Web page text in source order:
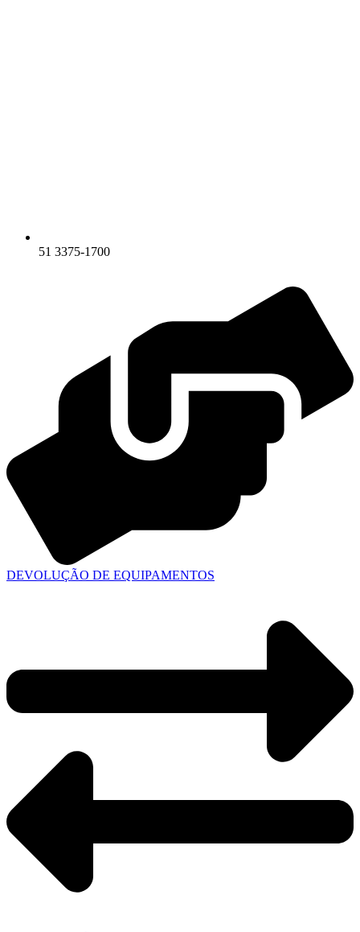
51 3375-1700
DEVOLUÇÃO DE EQUIPAMENTOS